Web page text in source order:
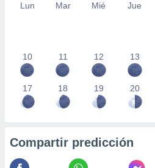
Lun Mar Mié Jue
10 11 12 13
17 18 19 20
Compartir predicción